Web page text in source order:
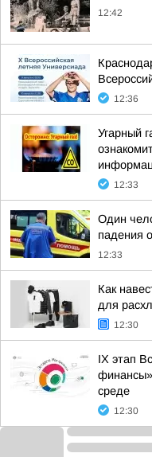
12:42
12:36
Угарный
12:33
Один
падения
12:33
Как
для
12:30
IX этап
среде
12:30